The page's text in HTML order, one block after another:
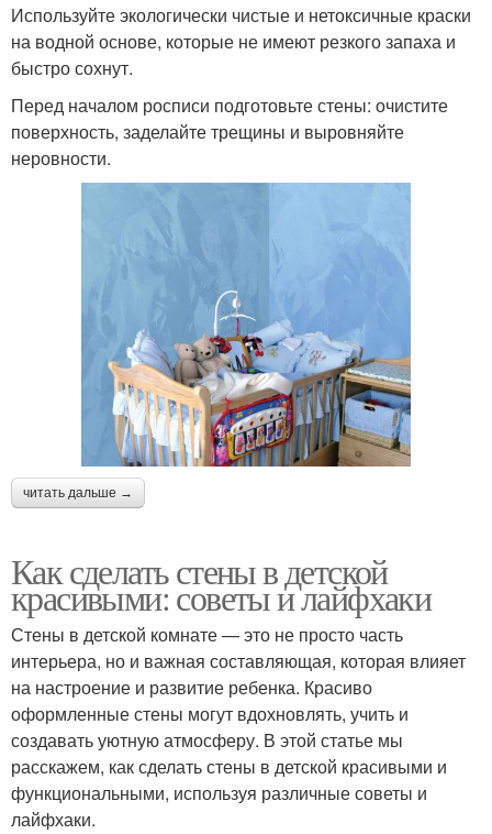
Используйте экологически чистые и нетоксичные краски
на водной основе, которые не имеют резкого запаха и
быстро сохнут.
Перед началом росписи подготовьте стены: очистите
поверхность, заделайте трещины и выровняйте
неровности.
читать дальше →
Как сделать стены в детской
красивыми: советы и лайфхаки
Стены в детской комнате — это не просто часть
интерьера, но и важная составляющая, которая влияет
на настроение и развитие ребенка. Красиво
оформленные стены могут вдохновлять, учить и
создавать уютную атмосферу. В этой статье мы
расскажем, как сделать стены в детской красивыми и
функциональными, используя различные советы и
лайфхаки.